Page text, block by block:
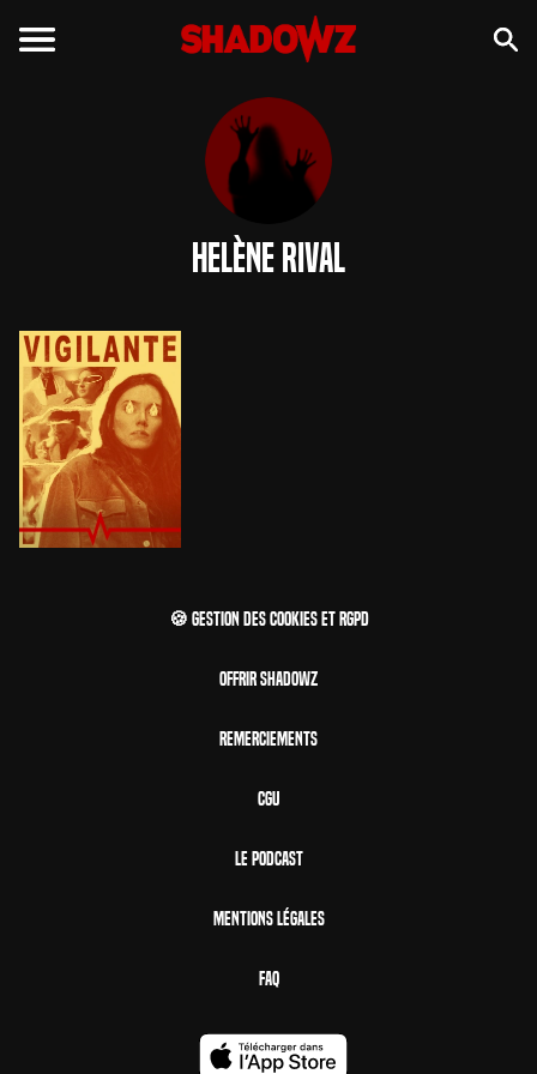
Helène Rival
🍪 Gestion des cookies et RGPD
Offrir Shadowz
Remerciements
CGU
Le Podcast
Mentions Légales
FAQ